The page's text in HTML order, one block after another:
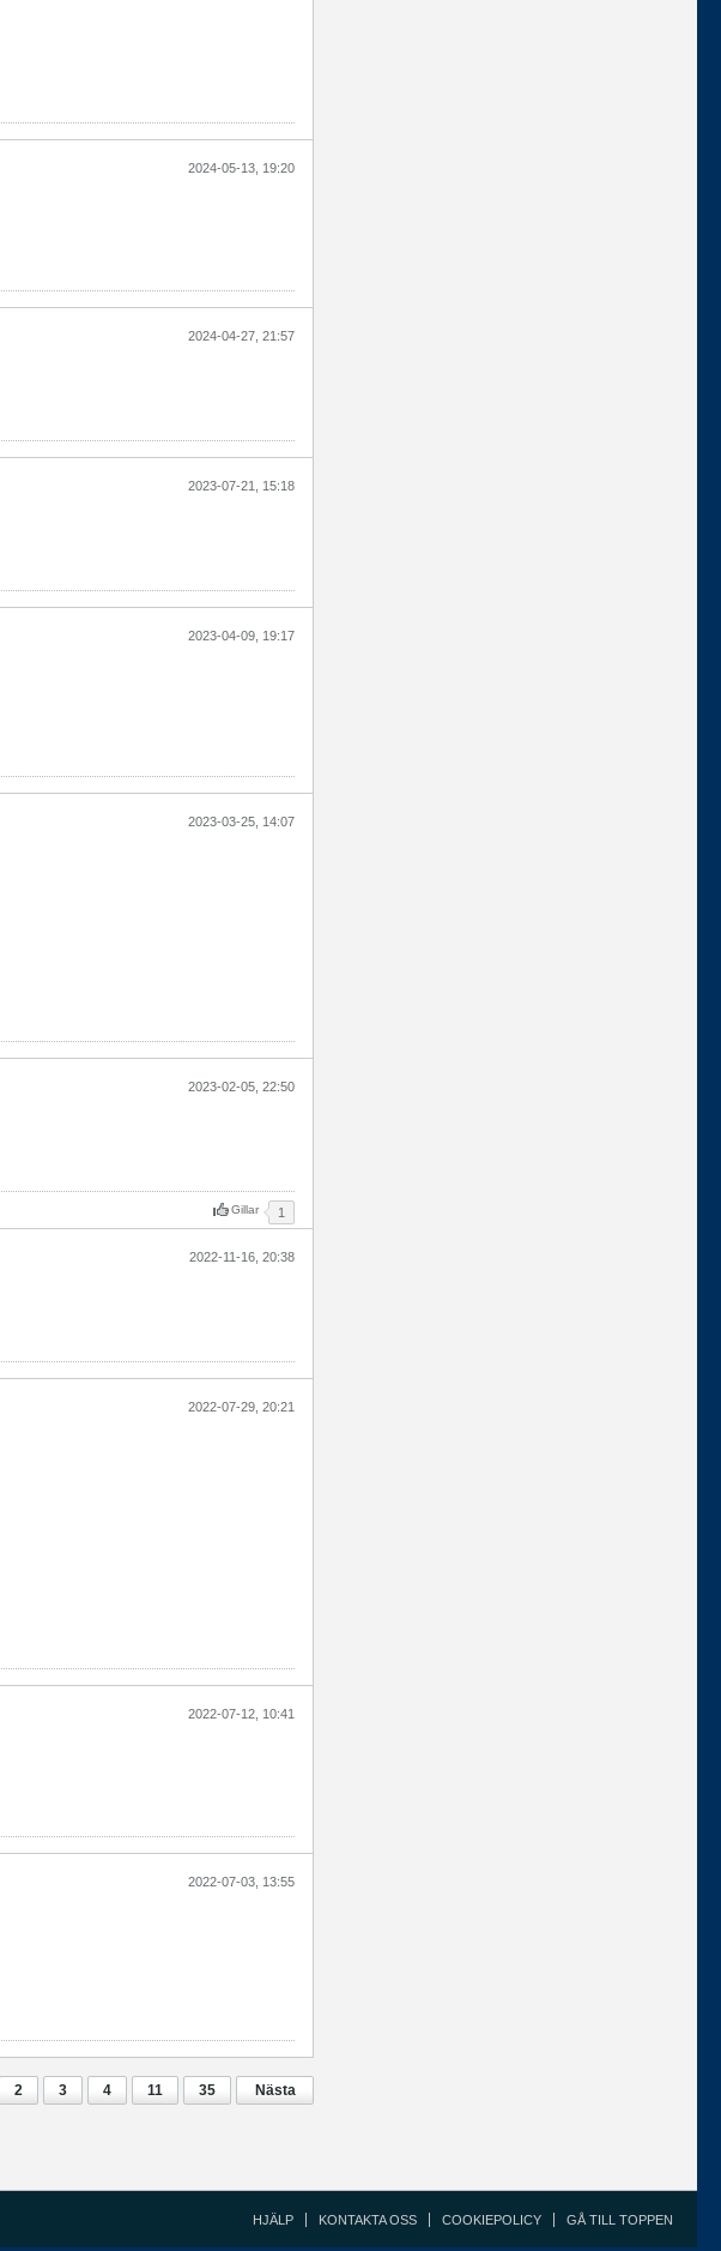
2024-05-13, 19:20
2024-04-27, 21:57
2023-07-21, 15:18
2023-04-09, 19:17
2023-03-25, 14:07
2023-02-05, 22:50
Gillar 1
2022-11-16, 20:38
2022-07-29, 20:21
2022-07-12, 10:41
2022-07-03, 13:55
2 3 4 11 35 Nästa
HJÄLP KONTAKTA OSS COOKIEPOLICY GÅ TILL TOPPEN